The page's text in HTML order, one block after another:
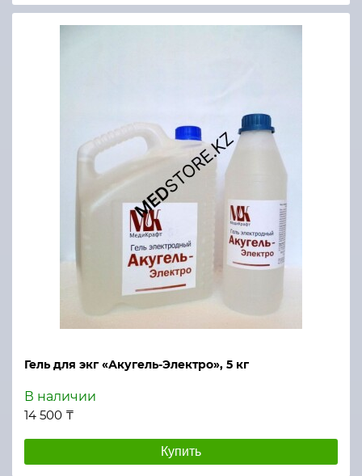
Гель для экг «Акугель-Электро», 5 кг
В наличии
14 500 ₸
Купить